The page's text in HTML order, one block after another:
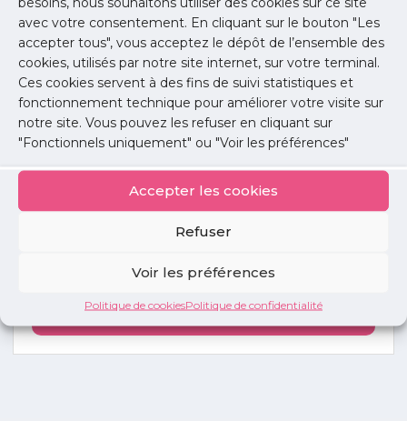
avec votre consentement. En cliquant sur le bouton "Les
accepter tous", vous acceptez le dépôt de l’ensemble des
cookies, utilisés par notre site internet, sur votre terminal.
Ces cookies servent à des fins de suivi statistiques et
fonctionnement technique pour améliorer votre visite sur
notre site. Vous pouvez les refuser en cliquant sur
"Fonctionnels uniquement" ou "Voir les préférences"
Accepter les cookies
Refuser
Voir les préférences
Politique de cookiesPolitique de confidentialité
Publié le : 27 mars 2018
Partager cet article :
annonces